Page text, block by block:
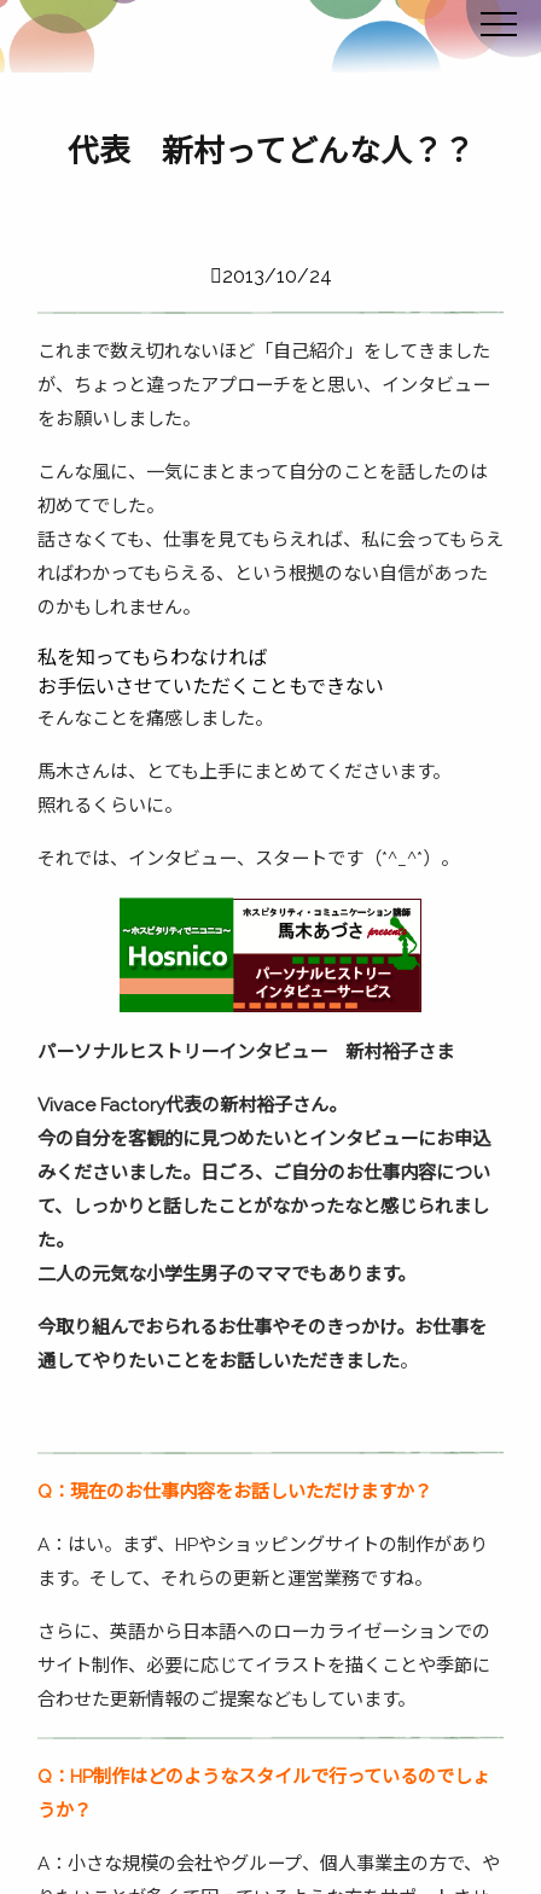
代表 新村ってどんな人？？
2013/10/24
これまで数え切れないほど「自己紹介」をしてきました
が、ちょっと違ったアプローチをと思い、インタビュー
をお願いしました。
こんな風に、一気にまとまって自分のことを話したのは
初めてでした。
話さなくても、仕事を見てもらえれば、私に会ってもらえ
ればわかってもらえる、という根拠のない自信があった
のかもしれません。
私を知ってもらわなければ
お手伝いさせていただくこともできない
そんなことを痛感しました。
馬木さんは、とても上手にまとめてくださいます。
照れるくらいに。
それでは、インタビュー、スタートです（*^_^*）。
パーソナルヒストリーインタビュー 新村裕子さま
Vivace Factory代表の新村裕子さん。
今の自分を客観的に見つめたいとインタビューにお申込
みくださいました。日ごろ、ご自分のお仕事内容につい
て、しっかりと話したことがなかったなと感じられまし
た。
二人の元気な小学生男子のママでもあります。
今取り組んでおられるお仕事やそのきっかけ。お仕事を
通してやりたいことをお話しいただきました。
Q ：現在のお仕事内容をお話しいただけますか？
A：はい。まず、HPやショッピングサイトの制作があり
ます。そして、それらの更新と運営業務ですね。
さらに、英語から日本語へのローカライゼーションでの
サイト制作、必要に応じてイラストを描くことや季節に
合わせた更新情報のご提案などもしています。
Q ：HP制作はどのようなスタイルで行っているのでしょ
うか？
A：小さな規模の会社やグループ、個人事業主の方で、や